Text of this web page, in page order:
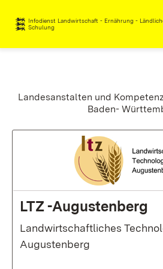
Zum Inhalt springen
Infodienst Landwirtschaft - Ernährung -
Schulung
Landesanstalten und
Baden-
LTZ -Augustenberg
Landwirtschaftliches
Augustenberg